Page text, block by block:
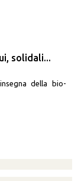
solidali...
della bio-